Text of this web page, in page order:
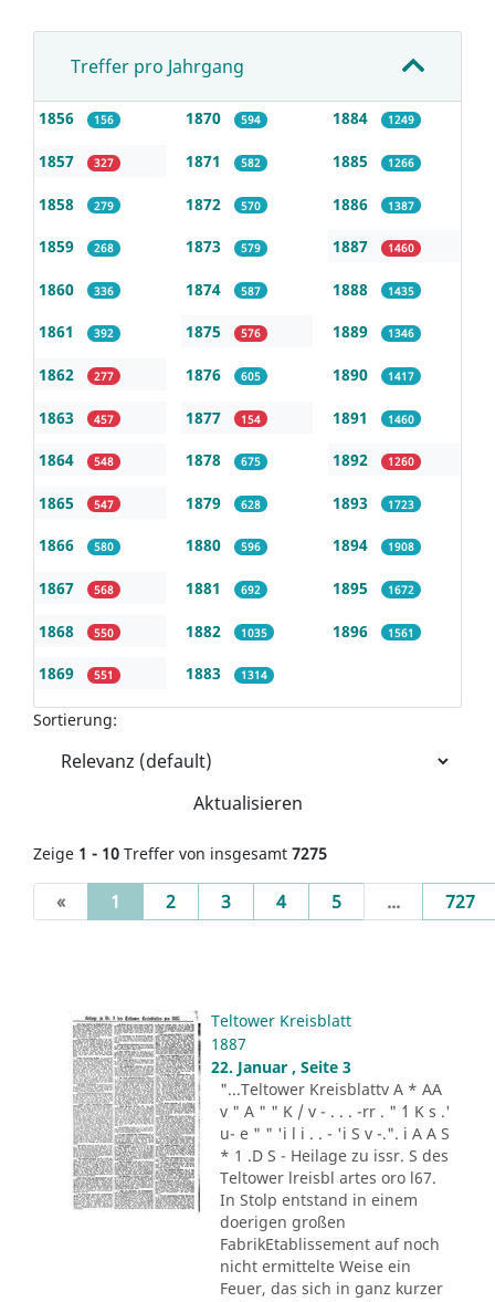
Treffer pro Jahrgang
1856 156
1857 327
1858 279
1859 268
1860 336
1861 392
1862 277
1863 457
1864 548
1865 547
1866 580
1867 568
1868 550
1869 551
1870 594
1871 582
1872 570
1873 579
1874 587
1875 576
1876 605
1877 154
1878 675
1879 628
1880 596
1881 692
1882 1035
1883 1314
1884 1249
1885 1266
1886 1387
1887 1460
1888 1435
1889 1346
1890 1417
1891 1460
1892 1260
1893 1723
1894 1908
1895 1672
1896 1561
Sortierung:
Aktualisieren
Zeige 1 - 10 Treffer von insgesamt 7275
« 1 (current)
2 3 4 5 ... 727
Teltower Kreisblatt
1887
22. Januar , Seite 3
"...Teltower Kreisblattv A * AA
v " A " " K / v - . . . -rr . " ´1 K s .'
u- e " " 'i l i . . - 'i S v -.". i A A S
* 1 .D S - Heilage zu issr. S des
Teltower lreisbl artes oro l67.
In Stolp entstand in einem
doerigen großen
FabrikEtablissement auf noch
nicht ermittelte Weise ein
Feuer, das sich in ganz kurzer